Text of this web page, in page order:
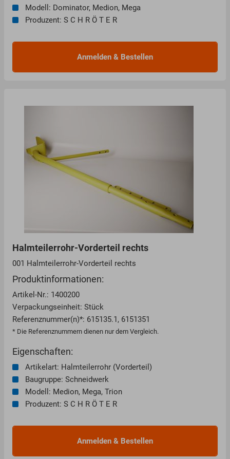
Modell: Dominator, Medion, Mega
Produzent: S C H R Ö T E R
Halmteilerrohr-Vorderteil rechts
001 Halmteilerrohr-Vorderteil rechts
Produktinformationen:
Artikel-Nr.: 1400200
Verpackungseinheit: Stück
Referenznummer(n)*: 615135.1, 6151351
* Die Referenznummern dienen nur dem Vergleich.
Eigenschaften:
Artikelart: Halmteilerrohr (Vorderteil)
Baugruppe: Schneidwerk
Modell: Medion, Mega, Trion
Produzent: S C H R Ö T E R